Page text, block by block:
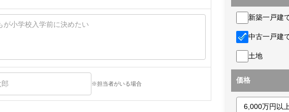
※担当者がいる場合
新築一戸建
中古一戸建
土地
価格